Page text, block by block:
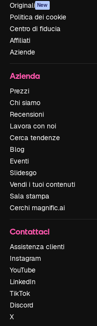
Originali New
Politica dei cookie
Centro di fiducia
Affiliati
Aziende
Azienda
Prezzi
Chi siamo
Recensioni
Lavora con noi
Cerca tendenze
Blog
Eventi
Slidesgo
Vendi i tuoi contenuti
Sala stampa
Cerchi magnific.ai
Contattaci
Assistenza clienti
Instagram
YouTube
LinkedIn
TikTok
Discord
X